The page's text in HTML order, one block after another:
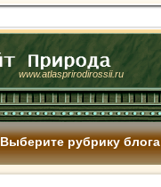
www.atlasprirodirossii.ru
Выберите рубрику блога